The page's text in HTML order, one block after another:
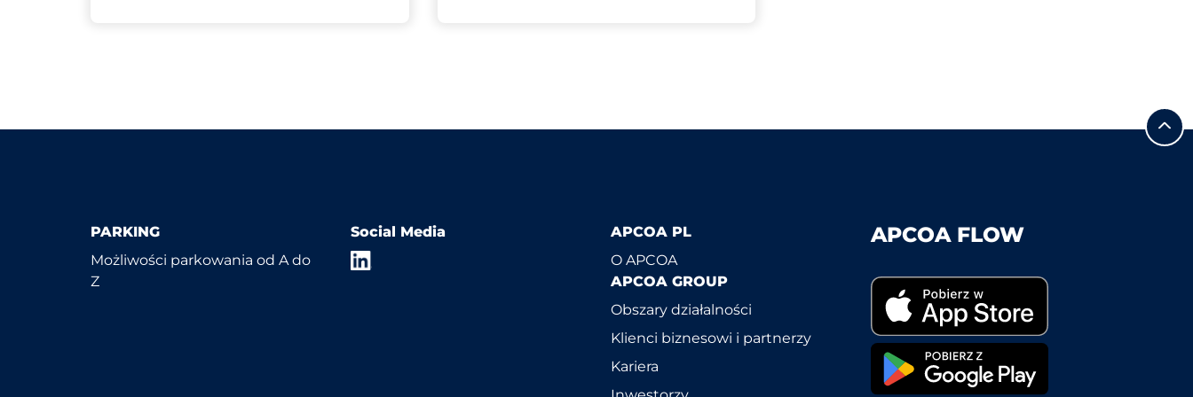
PARKING
Możliwości parkowania od A do
Z
Social Media
APCOA PL
O APCOA
APCOA GROUP
Obszary działalności
Klienci biznesowi i partnerzy
Kariera
APCOA FLOW